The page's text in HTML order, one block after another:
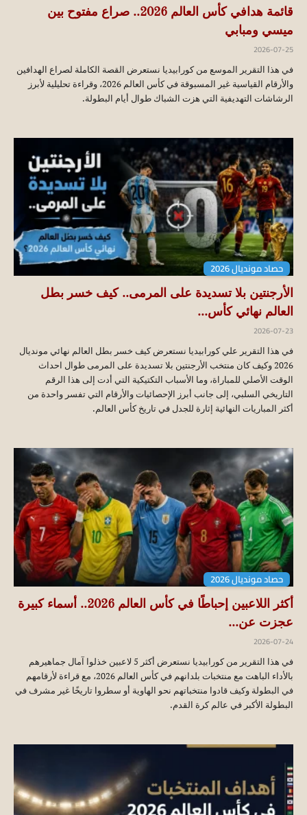
قائمة هدافي كأس العالم 2026.. صراع مفتوح بين
ميسي ومبابي
2026-07-25
في هذا التقرير الموسع من كورابيديا نستعرض القصة الكاملة لصراع الهدافين
والأرقام القياسية غير المسبوقة في كأس العالم 2026، وقراءة تحليلية لأبرز
الرشاشات التهديفية التي هزت الشباك طوال أيام البطولة.
حصاد مونديال 2026
الأرجنتين بلا تسديدة على المرمى.. كيف خسر بطل
العالم نهائي كأس...
2026-07-23
في هذا التقرير علي كورابيديا نستعرض كيف خسر بطل العالم نهائي مونديال
2026 وكيف كان منتخب الأرجنتين بلا تسديدة على المرمى طوال احداث
الوقت الأصلي للمباراة، وما الأسباب التكتيكية التي أدت إلى هذا الرقم
التاريخي السلبي، إلى جانب أبرز الإحصائيات والأرقام التي تفسر واحدة من
أكثر المباريات النهائية إثارة للجدل في تاريخ كأس العالم.
حصاد مونديال 2026
أكثر اللاعبين إحباطًا في كأس العالم 2026.. أسماء كبيرة
عجزت عن...
2026-07-24
في هذا التقرير من كورابيديا نستعرض أكثر 5 لاعبين خذلوا آمال جماهيرهم
بالأداء الباهت مع منتخبات بلدانهم في كأس العالم 2026، مع قراءة لأرقامهم
في البطولة وكيف قادوا منتخباتهم نحو الهاوية أو سطروا تاريخًا غير مشرف في
البطولة الأكبر في عالم كرة القدم.